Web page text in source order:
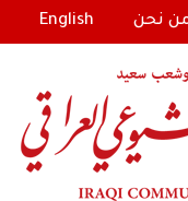
نحن English